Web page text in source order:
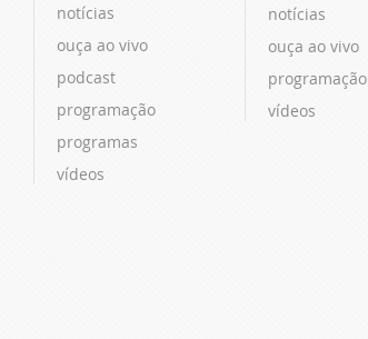
notícias
ouça ao vivo
podcast
programação
programas
vídeos
notícias
ouça ao vivo
programação
vídeos